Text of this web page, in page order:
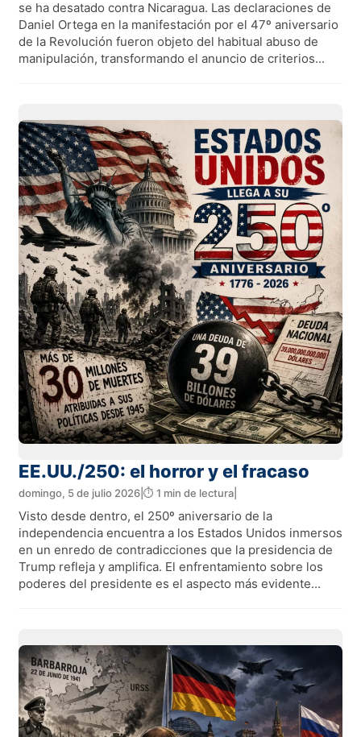
se ha desatado contra Nicaragua. Las declaraciones de
Daniel Ortega en la manifestación por el 47º aniversario
de la Revolución fueron objeto del habitual abuso de
manipulación, transformando el anuncio de criterios...
EE.UU./250: el horror y el fracaso
domingo, 5 de julio 2026 ⏱️ 1 min de lectura
Visto desde dentro, el 250º aniversario de la
independencia encuentra a los Estados Unidos inmersos
en un enredo de contradicciones que la presidencia de
Trump refleja y amplifica. El enfrentamiento sobre los
poderes del presidente es el aspecto más evidente...